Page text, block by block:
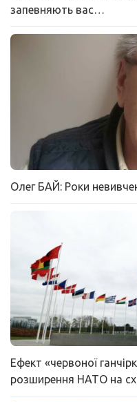
запевняють вас…
Олег БАЙ: Роки
Ефект «червоної
розширення НАТО на